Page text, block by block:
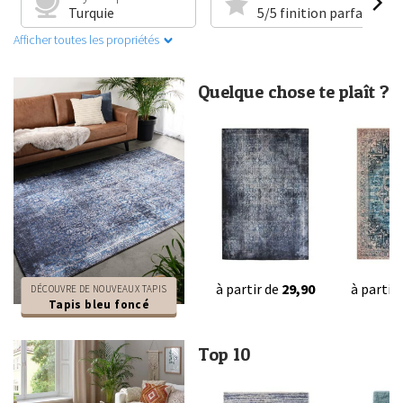
Turquie
5/5 finition parfaite
Afficher toutes les propriétés
DÉCOUVRE DE NOUVEAUX TAPIS
Tapis bleu foncé
Quelque chose te plaît ?
à partir de 29,90 à partir
Top 10